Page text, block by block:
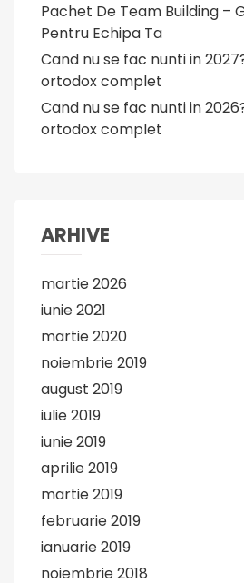
Pachet De Team Building –
Pentru Echipa Ta
Cand nu se fac nunti in
ortodox complet
Cand nu se fac nunti in
ortodox complet
ARHIVE
martie 2026
iunie 2021
martie 2020
noiembrie 2019
august 2019
iulie 2019
iunie 2019
aprilie 2019
martie 2019
februarie 2019
ianuarie 2019
noiembrie 2018